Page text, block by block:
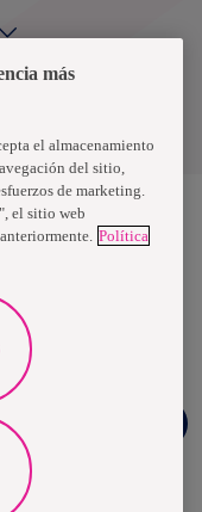
datos
global líder en
en todo el
en beneficio de
y la sociedad en
países bajo las
como otras marcas
Libero, Libresse,
Organic y Zewa. En
13 mil millones de
la compañía está
en Nasdaq Estocolmo.
más
el almacenamiento
del sitio,
de marketing.
el sitio web
Política